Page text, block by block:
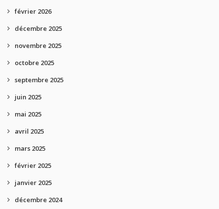
février 2026
décembre 2025
novembre 2025
octobre 2025
septembre 2025
juin 2025
mai 2025
avril 2025
mars 2025
février 2025
janvier 2025
décembre 2024